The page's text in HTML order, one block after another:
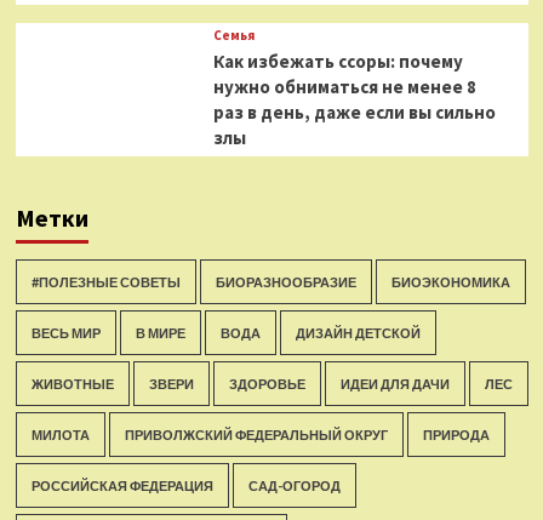
Семья
Как избежать ссоры: почему
нужно обниматься не менее 8
раз в день, даже если вы сильно
злы
Метки
#ПОЛЕЗНЫЕ СОВЕТЫ БИОРАЗНООБРАЗИЕ БИОЭКОНОМИКА
ВЕСЬ МИР В МИРЕ ВОДА ДИЗАЙН ДЕТСКОЙ
ЖИВОТНЫЕ ЗВЕРИ ЗДОРОВЬЕ ИДЕИ ДЛЯ ДАЧИ ЛЕС
МИЛОТА ПРИВОЛЖСКИЙ ФЕДЕРАЛЬНЫЙ ОКРУГ ПРИРОДА
РОССИЙСКАЯ ФЕДЕРАЦИЯ САД-ОГОРОД